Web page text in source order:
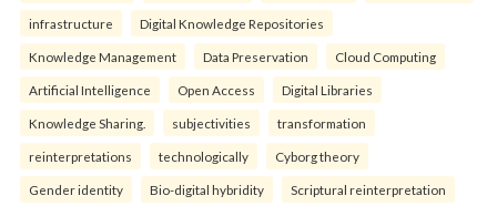
infrastructure Digital Knowledge Repositories
Knowledge Management Data Preservation Cloud Computing
Artificial Intelligence Open Access Digital Libraries
Knowledge Sharing. subjectivities transformation
reinterpreta⁠tions tec⁠hnologically Cyborg theory
Gender identity Bio-digital hybridity Scriptural reinterpretation